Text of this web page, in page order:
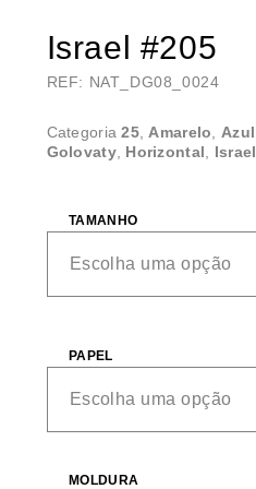
Israel #205
REF: NAT_DG08_0024
Categoria25, Amarelo Azul
Golovaty, Horizontal Israel
TAMANHO
PAPEL
MOLDURA